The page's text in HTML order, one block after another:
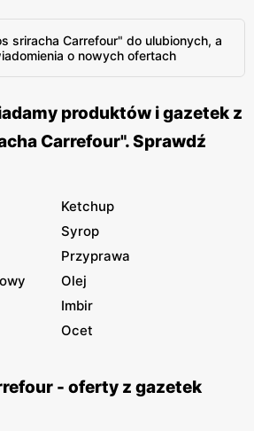
sriracha Carrefour" do ulubionych, a
o nowych ofertach
produktów i gazetek z
Carrefour". Sprawdź
Ketchup
Syrop
Przyprawa
Olej
Imbir
Ocet
- oferty z gazetek